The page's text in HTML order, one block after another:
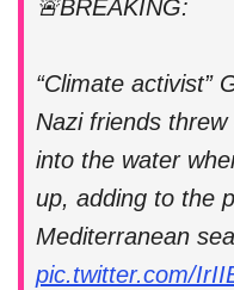
🚨BREAKING:
“Climate activist”
Nazi friends
into the water
up, adding to the
Mediterranean sea
pic.twitter.com/